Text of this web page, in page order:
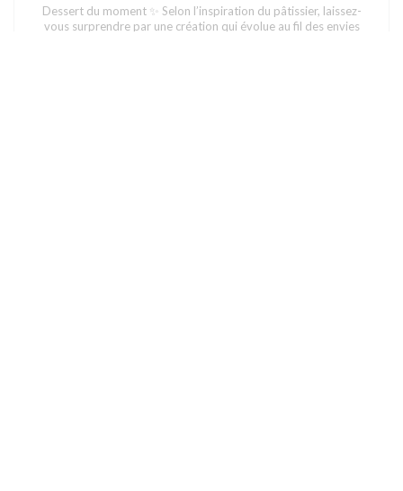
Dessert du moment ✨ Selon l’inspiration du pâtissier, laissez-
vous surprendre par une création qui évolue au fil des envies